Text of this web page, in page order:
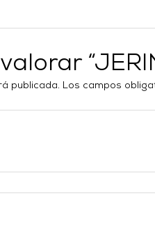
publicada. Los campos